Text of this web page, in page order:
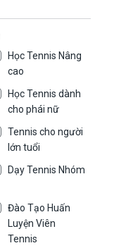
Học Tennis Nâng
cao
Học Tennis dành
cho phái nữ
Tennis cho người
lớn tuổi
Dạy Tennis Nhóm
Đào Tạo Huấn
Luyện Viên
Tennis